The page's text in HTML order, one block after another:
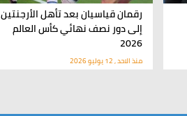
رقمان قياسيان بعد تأهل الأرجنتين
إلى دور نصف نهائي كأس العالم
2026
منذ الاحد , 12 يوليو 2026